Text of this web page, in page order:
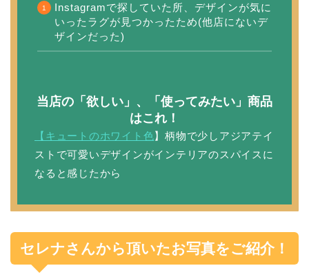
Instagramで探していた所、デザインが気に
いったラグが見つかったため(他店にないデ
ザインだった)
当店の「欲しい」、「使ってみたい」商品
はこれ！
【キュートのホワイト色】柄物で少しアジアテイ
ストで可愛いデザインがインテリアのスパイスに
なると感じたから
セレナさんから頂いたお写真をご紹介！